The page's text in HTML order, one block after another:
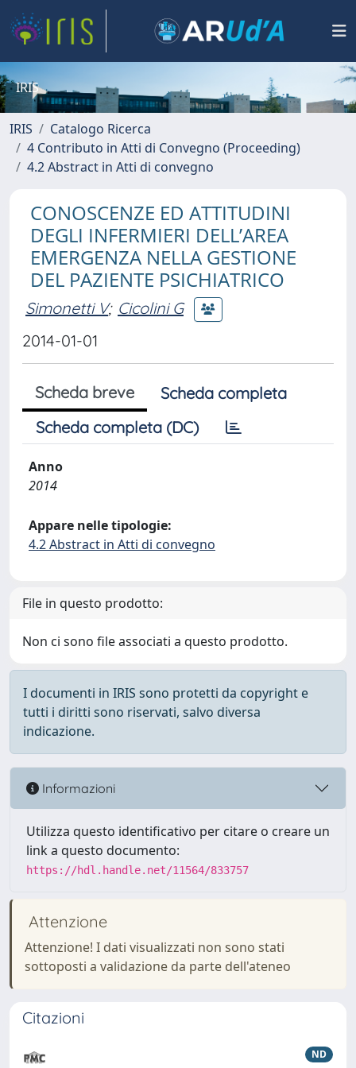
IRIS
IRIS
Catalogo Ricerca
4 Contributo in Atti di Convegno (Proceeding)
4.2 Abstract in Atti di convegno
CONOSCENZE ED ATTITUDINI
DEGLI INFERMIERI DELL’AREA
EMERGENZA NELLA GESTIONE
DEL PAZIENTE PSICHIATRICO
Simonetti V; Cicolini G
2014-01-01
Scheda breve
Scheda completa
Scheda completa (DC)
Anno
2014
Appare nelle tipologie:
4.2 Abstract in Atti di convegno
File in questo prodotto:
Non ci sono file associati a questo prodotto.
I documenti in IRIS sono protetti da copyright e
tutti i diritti sono riservati, salvo diversa
indicazione.
Informazioni
Utilizza questo identificativo per citare o creare un
link a questo documento:
https://hdl.handle.net/11564/833757
Attenzione
Attenzione! I dati visualizzati non sono stati
sottoposti a validazione da parte dell'ateneo
Citazioni
ND